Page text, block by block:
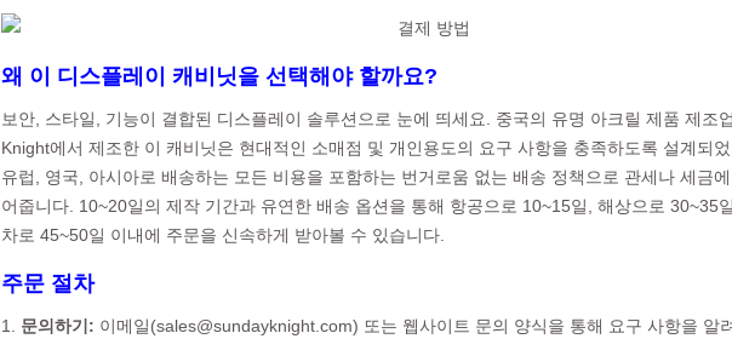
왜 이 디스플레이 캐비닛을 선택해야 할까요?
보안, 스타일, 기능이 결합된 디스플레이 솔루션으로 눈에 띄세요. 중국의 유명 아크릴 제품 제조
Knight에서 제조한 이 캐비닛은 현대적인 소매점 및 개인용도의 요구 사항을 충족하도록 설계되었
유럽, 영국, 아시아로 배송하는 모든 비용을 포함하는 번거로움 없는 배송 정책으로 관세나 세금
어줍니다. 10~20일의 제작 기간과 유연한 배송 옵션을 통해 항공으로 10~15일, 해상으로 30~35
차로 45~50일 이내에 주문을 신속하게 받아볼 수 있습니다.
주문 절차
1. 문의하기: 이메일(sales@sundayknight.com) 또는 웹사이트 문의 양식을 통해 요구 사항을 알